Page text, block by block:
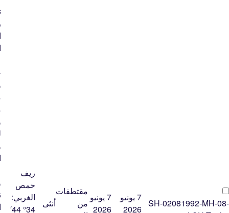
SH-02081992-MH-08-
7 يونيو
2026
7 يونيو
2026
مقتطفات
من
أنثى
ريف
حمص
الغربي:
34° 44′